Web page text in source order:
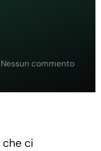
Nessun commento
che ci